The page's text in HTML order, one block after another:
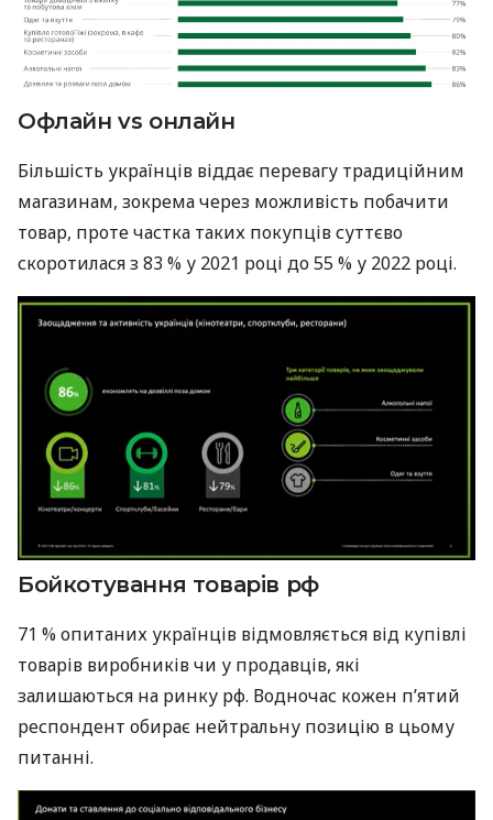
Офлайн vs онлайн
Більшість українців віддає перевагу традиційним
магазинам, зокрема через можливість побачити
товар, проте частка таких покупців суттєво
скоротилася з 83 % у 2021 році до 55 % у 2022 році.
Бойкотування товарів рф
71 % опитаних українців відмовляється від купівлі
товарів виробників чи у продавців, які
залишаються на ринку рф. Водночас кожен п’ятий
респондент обирає нейтральну позицію в цьому
питанні.